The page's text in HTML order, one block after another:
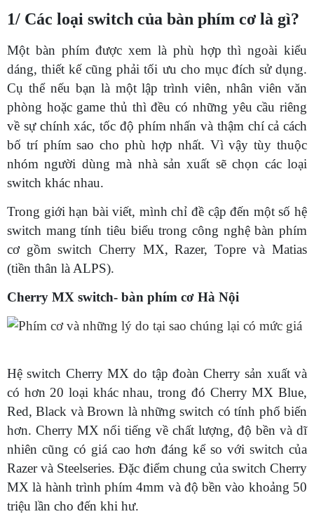
1/ Các loại switch của bàn phím cơ là gì?
Một bàn phím được xem là phù hợp thì ngoài kiểu
dáng, thiết kế cũng phải tối ưu cho mục đích sử dụng.
Cụ thể nếu bạn là một lập trình viên, nhân viên văn
phòng hoặc game thủ thì đều có những yêu cầu riêng
về sự chính xác, tốc độ phím nhấn và thậm chí cả cách
bố trí phím sao cho phù hợp nhất. Vì vậy tùy thuộc
nhóm người dùng mà nhà sản xuất sẽ chọn các loại
switch khác nhau.
Trong giới hạn bài viết, mình chỉ đề cập đến một số hệ
switch mang tính tiêu biểu trong công nghệ bàn phím
cơ gồm switch Cherry MX, Razer, Topre và Matias
(tiền thân là ALPS).
Cherry MX switch- bàn phím cơ Hà Nội
Hệ switch Cherry MX do tập đoàn Cherry sản xuất và
có hơn 20 loại khác nhau, trong đó Cherry MX Blue,
Red, Black và Brown là những switch có tính phổ biến
hơn. Cherry MX nổi tiếng về chất lượng, độ bền và dĩ
nhiên cũng có giá cao hơn đáng kể so với switch của
Razer và Steelseries. Đặc điểm chung của switch Cherry
MX là hành trình phím 4mm và độ bền vào khoảng 50
triệu lần cho đến khi hư.